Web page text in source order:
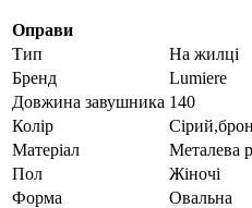
Оправи
Тип
На жилці
Бренд
Lumiere
Довжина завушника 140
Колір
Матеріал
Металева
Пол
Жіночі
Форма
Овальна